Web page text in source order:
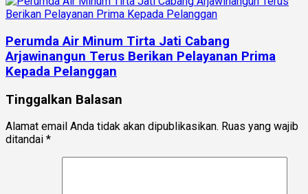
Perumda Air Minum Tirta Jati Cabang
Arjawinangun Terus Berikan Pelayanan Prima
Kepada Pelanggan
Tinggalkan Balasan
Alamat email Anda tidak akan dipublikasikan. Ruas yang wajib
ditandai *